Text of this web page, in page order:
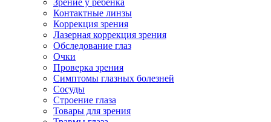
Зрение у ребенка
Контактные линзы
Коррекция зрения
Лазерная коррекция зрения
Обследование глаз
Очки
Проверка зрения
Симптомы глазных болезней
Сосуды
Строение глаза
Товары для зрения